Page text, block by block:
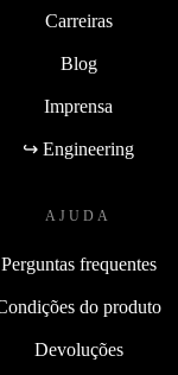
Carreiras
Blog
Imprensa
↪ Engineering
AJUDA
Perguntas frequentes
do produto
Devoluções